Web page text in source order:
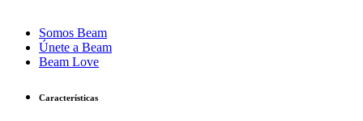
Somos Beam
Únete a Beam
Beam Love
Características